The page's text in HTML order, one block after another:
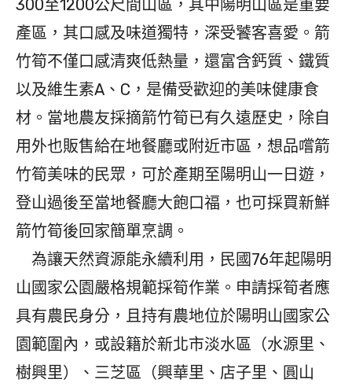
300至1200公尺間山區，其中陽明山區是重要
產區，其口感及味道獨特，深受饕客喜愛。箭
竹筍不僅口感清爽低熱量，還富含鈣質、鐵質
以及維生素A、C，是備受歡迎的美味健康食
材。當地農友採摘箭竹筍已有久遠歷史，除自
用外也販售給在地餐廳或附近市區，想品嚐箭
竹筍美味的民眾，可於產期至陽明山一日遊，
登山過後至當地餐廳大飽口福，也可採買新鮮
箭竹筍後回家簡單烹調。
為讓天然資源能永續利用，民國76年起陽明
山國家公園嚴格規範採筍作業。申請採筍者應
具有農民身分，且持有農地位於陽明山國家公
園範圍內，或設籍於新北市淡水區（水源里、
樹興里）、三芝區（興華里、店子里、圓山